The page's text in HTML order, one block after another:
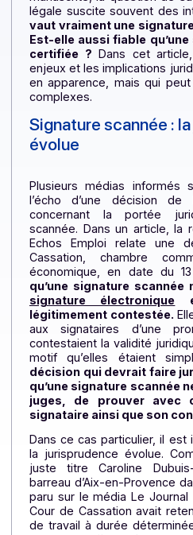
s’intensifient, la
incontournable pour de
lorsqu’il s’agit de la
manuscrite, la question
légale suscite souvent
vaut vraiment une
Est-elle aussi fiable
certifiée ?
Dans cet
enjeux et les implications
en apparence, mais qui
Signature scannée
évolue
Plusieurs médias
l’écho d’une
concernant la portée
scannée. Dans un
Echos Emploirelate
Cassation, chambre
économique, en date
qu’une signature
signature
légitimement
aux signataires
contestaient la validité
motif qu’elles étaient
décision qui devrait
qu’une signature
juges, de prouver
signataire ainsi que son